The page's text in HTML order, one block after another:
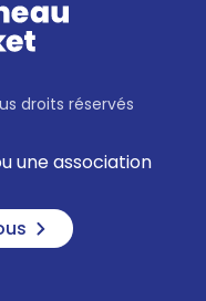
droits réservés
une association